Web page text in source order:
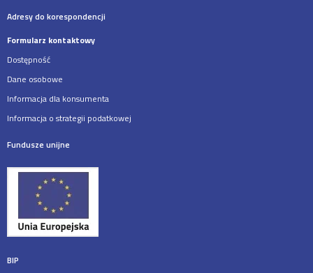
Adresy do korespondencji
Formularz kontaktowy
Dostępność
Dane osobowe
Informacja dla konsumenta
Informacja o strategii podatkowej
Fundusze unijne
BIP